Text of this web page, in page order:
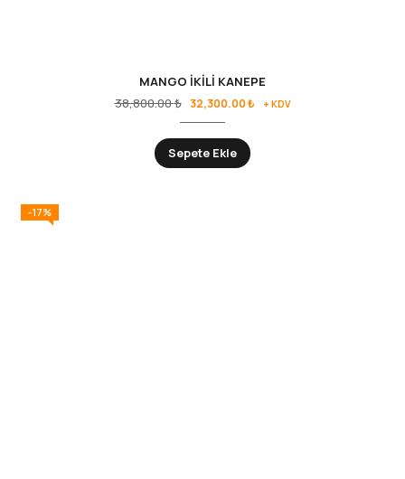
MANGO İKİLİ KANEPE
38,800.00₺ 32,300.00₺ + KDV
Sepete Ekle
-17%